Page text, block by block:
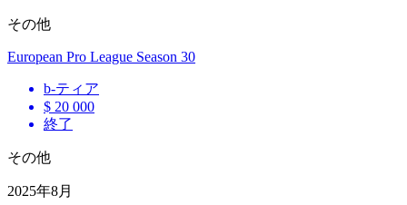
その他
European Pro League Season 30
b-ティア
$ 20 000
終了
その他
2025年8月